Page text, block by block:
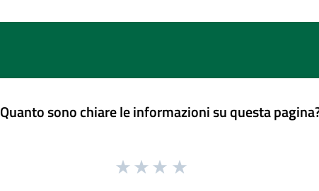
Quanto sono chiare le informazioni su questa